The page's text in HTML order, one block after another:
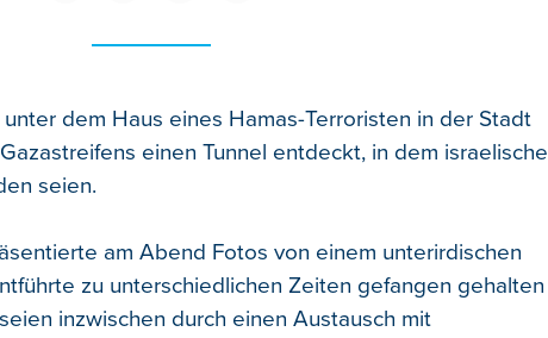
dem Haus eines Hamas-Terroristen in der Stadt
einen Tunnel entdeckt, in dem israelische
seien.
am Abend Fotos von einem unterirdischen
zu unterschiedlichen Zeiten gefangen gehalten
inzwischen durch einen Austausch mit